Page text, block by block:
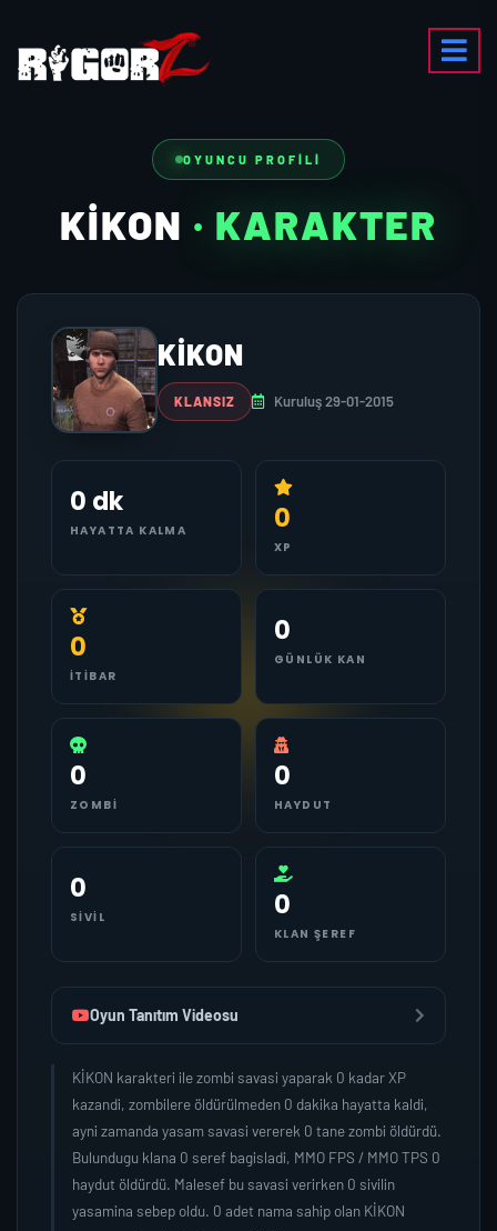
OYUNCU PROFILI
KİKON · KARAKTER
KİKON
KLANSIZ Kuruluş 29-01-2015
0 dk
HAYATTA KALMA 0
XP
0
İTIBAR
0
GÜNLÜK KAN
0
ZOMBI
0
HAYDUT
0
SIVIL 0
KLAN ŞEREF
Oyun Tanıtım Videosu
KİKON karakteri ile zombi savasi yaparak 0 kadar XP
kazandi, zombilere öldürülmeden 0 dakika hayatta kaldi,
ayni zamanda yasam savasi vererek 0 tane zombi öldürdü.
Bulundugu klana 0 seref bagisladi, MMO FPS / MMO TPS 0
haydut öldürdü. Malesef bu savasi verirken 0 sivilin
yasamina sebep oldu. 0 adet nama sahip olan KİKON